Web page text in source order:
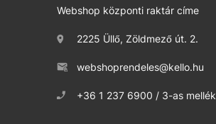
Webshop központi raktár címe
2225 Üllő, Zöldmező út. 2.
webshoprendeles@kello.hu
+36 1 237 6900 / 3-as mellék